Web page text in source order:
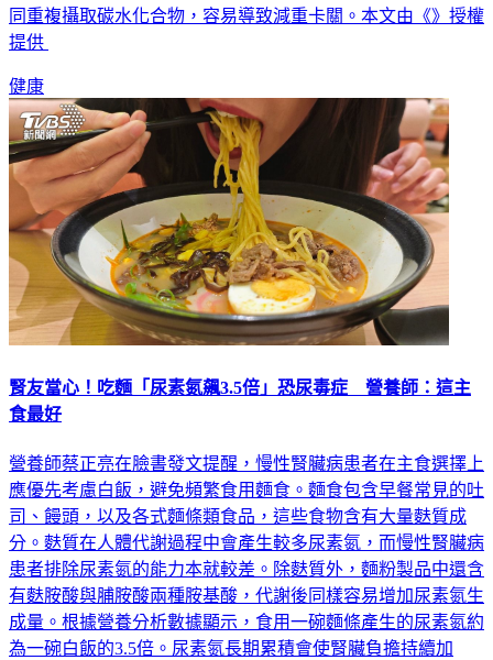
但仍屬主食類，若正餐已攝取澱粉類食物，再額外食用地瓜等
同重複攝取碳水化合物，容易導致減重卡關。本文由《》授權
健康
腎友當心！吃麵「尿素氮飆3.5倍」恐尿毒症 營養師：這主
營養師蔡正亮在臉書發文提醒，慢性腎臟病患者在主食選擇上
應優先考慮白飯，避免頻繁食用麵食。麵食包含早餐常見的吐
司、饅頭，以及各式麵條類食品，這些食物含有大量麩質成
分。麩質在人體代謝過程中會產生較多尿素氮，而慢性腎臟病
患者排除尿素氮的能力本就較差。除麩質外，麵粉製品中還含
有麩胺酸與脯胺酸兩種胺基酸，代謝後同樣容易增加尿素氮生
成量。根據營養分析數據顯示，食用一碗麵條產生的尿素氮約